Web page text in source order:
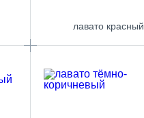
лавато красный